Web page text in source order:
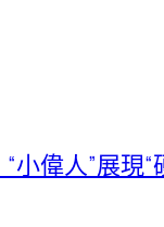
“小偉人”展現